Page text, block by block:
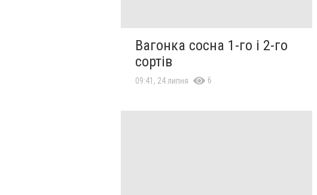
Вагонка сосна 1-го і 2-го
сортів
09:41, 24 липня 6